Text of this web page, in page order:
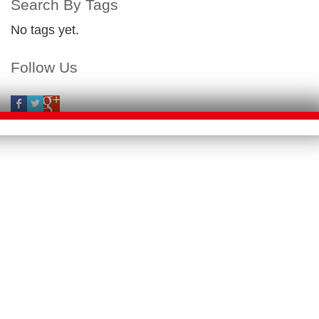
Search By Tags
No tags yet.
Follow Us